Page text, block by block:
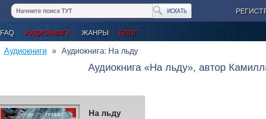
FAQ АУДИОКНИГИ ЖАНРЫ БЛОГ
Аудиокниги Аудиокнига: На льду
Аудиокнига «На льду», автор
На льду